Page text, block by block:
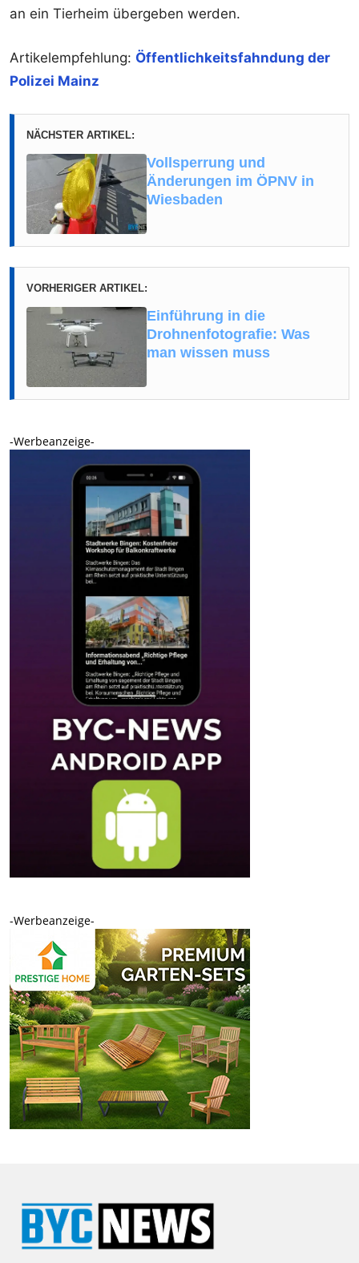
an ein Tierheim übergeben werden.
Artikelempfehlung: Öffentlichkeitsfahndung der
Polizei Mainz
NÄCHSTER ARTIKEL:
Vollsperrung und
Änderungen im ÖPNV in
Wiesbaden
VORHERIGER ARTIKEL:
Einführung in die
Drohnenfotografie: Was
man wissen muss
-Werbeanzeige-
-Werbeanzeige-